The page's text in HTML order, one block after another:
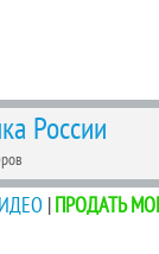
России
|ПРОДАТЬ